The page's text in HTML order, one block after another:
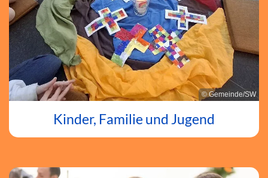
© Gemeinde/SW
Kinder, Familie und Jugend